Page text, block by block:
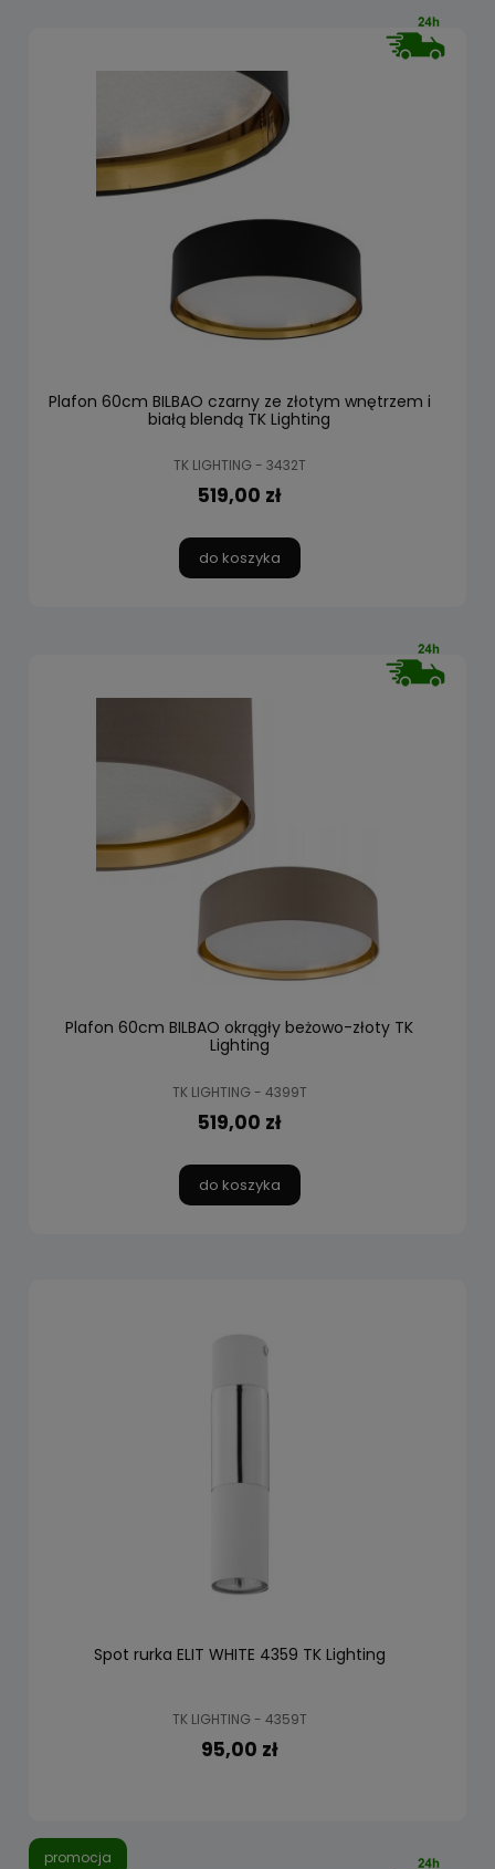
Plafon 60cm BILBAO czarny ze złotym wnętrzem i
białą blendą TK Lighting
TK LIGHTING - 3432T
519,00 zł
do koszyka
Plafon 60cm BILBAO okrągły beżowo-złoty TK
Lighting
TK LIGHTING - 4399T
519,00 zł
do koszyka
Spot rurka ELIT WHITE 4359 TK Lighting
TK LIGHTING - 4359T
95,00 zł
promocja